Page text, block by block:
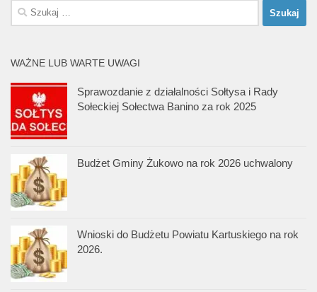
Szukaj:
WAŻNE LUB WARTE UWAGI
Sprawozdanie z działalności Sołtysa i Rady
Sołeckiej Sołectwa Banino za rok 2025
Budżet Gminy Żukowo na rok 2026 uchwalony
Wnioski do Budżetu Powiatu Kartuskiego na rok
2026.